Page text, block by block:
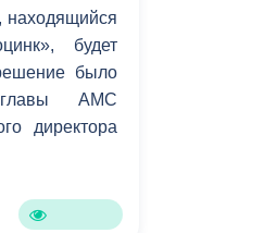
находящийся
будет
было
АМС
директора